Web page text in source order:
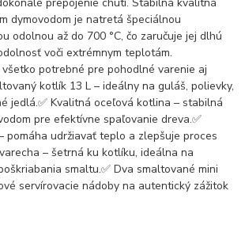
dymovodom je natretá špeciálnou
odolnou až do 700 °C, čo zaručuje jej dlhú
voči extrémnym teplotám.
potrebné pre pohodlné varenie aj
kotlík 13 L – ideálny na guláš, polievky,
jedlá.✅ Kvalitná oceľová kotlina – stabilná
pre efektívne spaľovanie dreva.✅
pomáha udržiavať teplo a zlepšuje proces
– šetrná ku kotlíku, ideálna na
smaltu.✅ Dva smaltované mini
servírovacie nádoby na autentický zážitok